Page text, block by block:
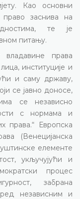
Као основни
заснива на
те је
питању.
владавине права
институције и
и саму државу,
се јавно доносе,
се независно
с нормама и
права.“ Европска
(Венецијанска
елементе
укључујући и
процес
забрана
независним и